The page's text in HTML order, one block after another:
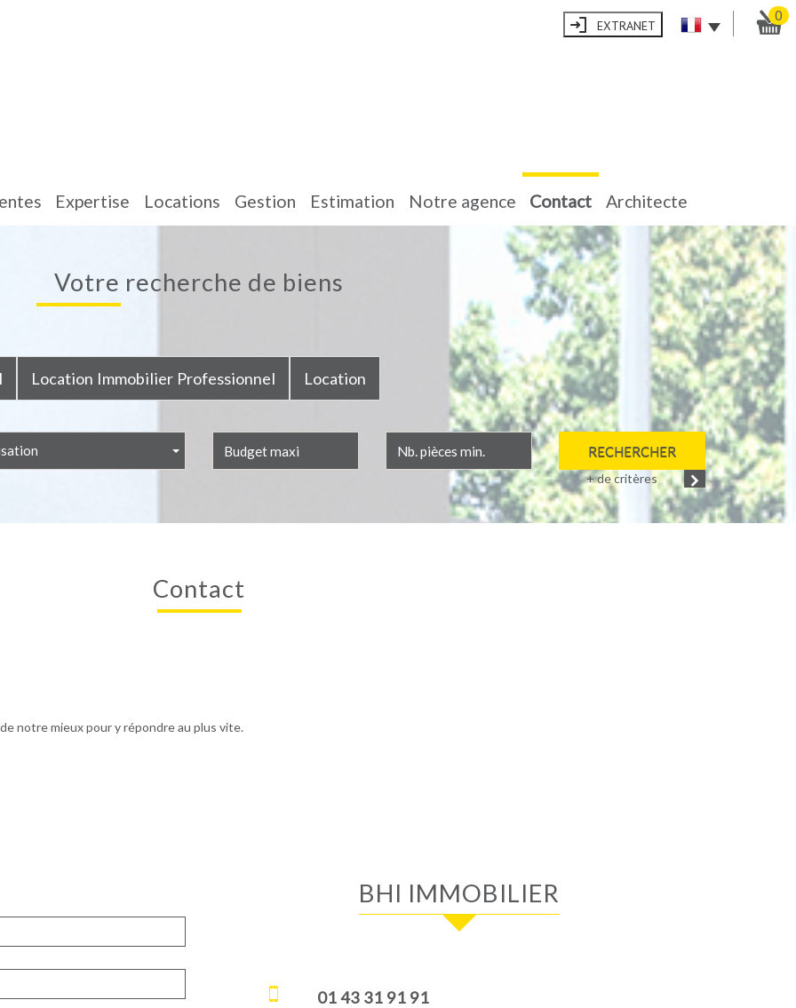
EXTRANET
0
expertise locations gestion estimation notre agence contact architecte
votre recherche de biens
Location Immobilier Professionnel Location
RECHERCHER
+ de critères
contact
notre mieux pour y répondre au plus vite.
BHI IMMOBILIER
01 43 31 91 91